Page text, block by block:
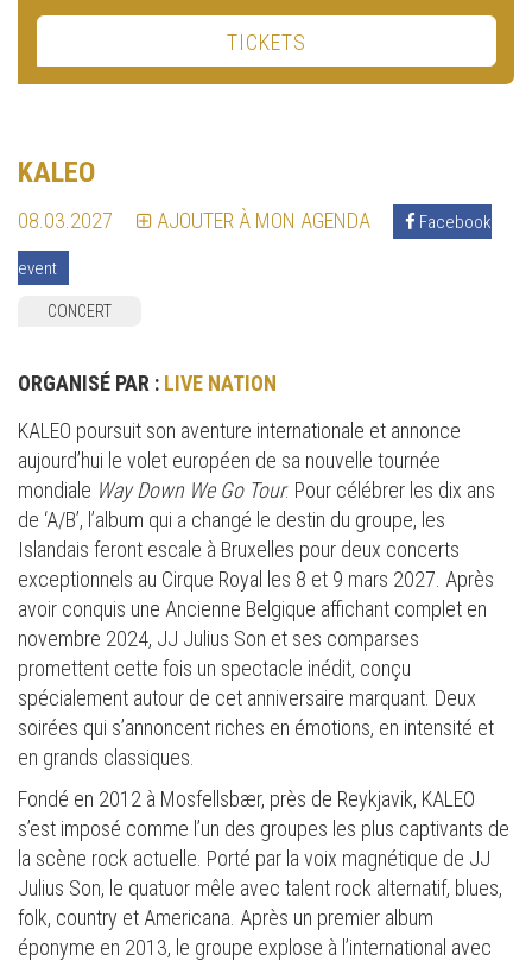
TICKETS
KALEO
08.03.2027 AJOUTER À MON AGENDA Facebook
event
CONCERT
ORGANISÉ PAR : LIVE NATION
KALEO poursuit son aventure internationale et annonce
aujourd’hui le volet européen de sa nouvelle tournée
mondiale Way Down We Go Tour. Pour célébrer les dix ans
de ‘A/B’, l’album qui a changé le destin du groupe, les
Islandais feront escale à Bruxelles pour deux concerts
exceptionnels au Cirque Royal les 8 et 9 mars 2027. Après
avoir conquis une Ancienne Belgique affichant complet en
novembre 2024, JJ Julius Son et ses comparses
promettent cette fois un spectacle inédit, conçu
spécialement autour de cet anniversaire marquant. Deux
soirées qui s’annoncent riches en émotions, en intensité et
en grands classiques.
Fondé en 2012 à Mosfellsbær, près de Reykjavik, KALEO
s’est imposé comme l’un des groupes les plus captivants de
la scène rock actuelle. Porté par la voix magnétique de JJ
Julius Son, le quatuor mêle avec talent rock alternatif, blues,
folk, country et Americana. Après un premier album
éponyme en 2013, le groupe explose à l’international avec